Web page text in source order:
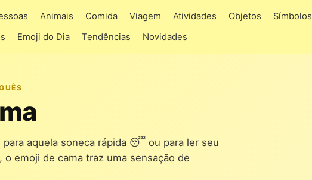
Animais Comida Viagem Atividades Objetos Símbolos
Emoji do Dia Tendências Novidades
aquela soneca rápida 😴 ou para ler seu
emoji de cama traz uma sensação de